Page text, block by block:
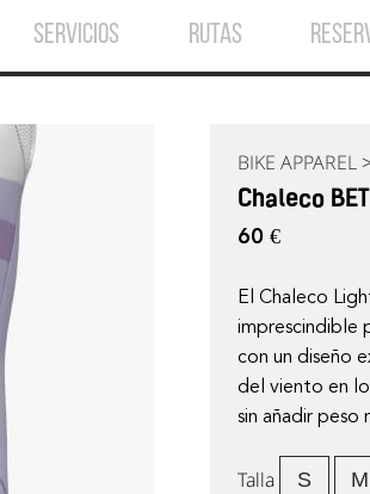
SERVICIOS RUTAS
BIKE APPAREL
Chaleco
60 €
El Chaleco
imprescindible
con un diseño
del viento en
sin añadir peso
Talla S M